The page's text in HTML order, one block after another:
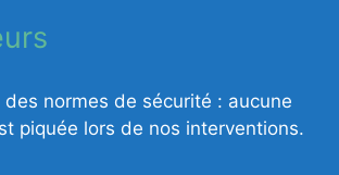
normes de sécurité : aucune
piquée lors de nos interventions.